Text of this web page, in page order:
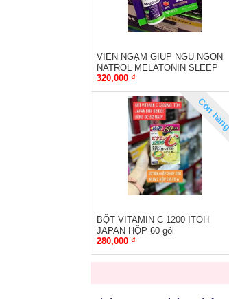
VIÊN NGẬM GIÚP NGỦ NGON
NATROL MELATONIN SLEEP
5MG
320,000 ₫
Còn hàng
BỘT VITAMIN C 1200 ITOH
JAPAN HỘP 60 gói
280,000 ₫